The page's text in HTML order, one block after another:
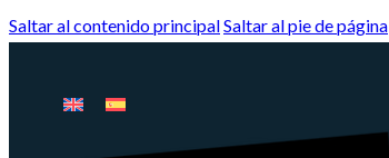
Saltar al contenido principalSaltar al pie de página